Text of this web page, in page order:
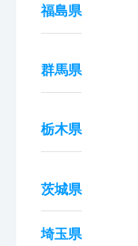
福島県
群馬県
栃木県
茨城県
埼玉県